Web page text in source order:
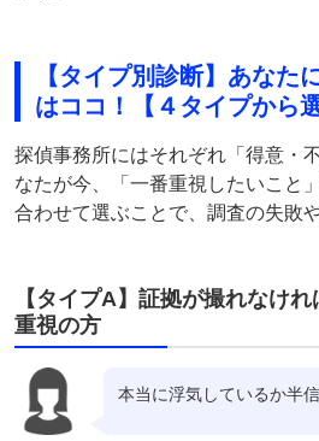
【タイプ別診断】あなた
はココ！【４タイプから選
探偵事務所にはそれぞれ「得意・
なたが今、「一番重視したいこと
合わせて選ぶことで、調査の失敗
【タイプA】証拠が撮れなけ
重視の方
本当に浮気しているか半